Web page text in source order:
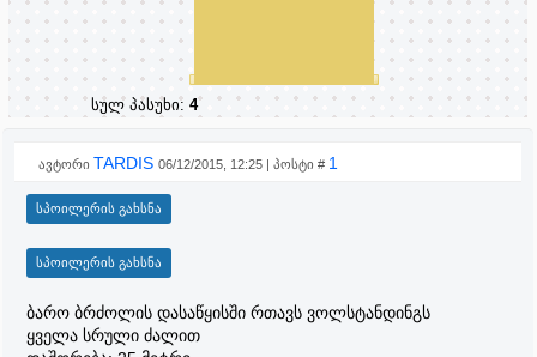
სულ პასუხი: 4
ავტორი TARDIS 06/12/2015, 12:25 | პოსტი # 1
ბარო ბრძოლის დასაწყისში რთავს ვოლსტანდინგს
ყველა სრული ძალით